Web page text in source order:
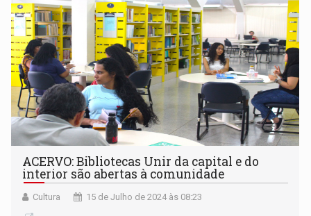
ACERVO: Bibliotecas Unir da capital e do
interior são abertas à comunidade
Cultura 15 de Julho de 2024 às 08:23